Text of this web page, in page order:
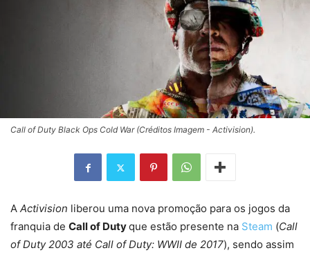
Call of Duty Black Ops Cold War (Créditos Imagem - Activision).
A Activision liberou uma nova promoção para os jogos da
franquia de Call of Dutyque estão presente na Steam (Call
of Duty 2003 até Call of Duty: WWII de 2017), sendo assim